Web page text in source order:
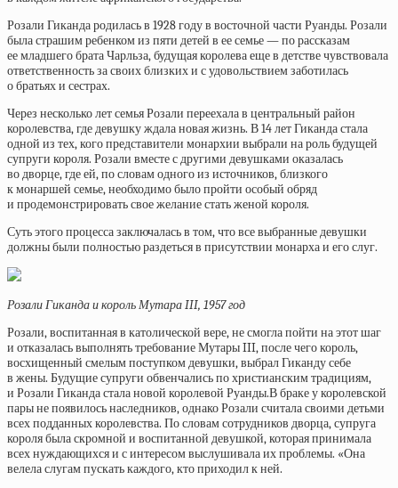
Розали Гиканда родилась в 1928 году в восточной части Руанды. Розали
была страшим ребенком из пяти детей в ее семье — по рассказам
ее младшего брата Чарльза, будущая королева еще в детстве чувствовала
ответственность за своих близких и с удовольствием заботилась
о братьях и сестрах.
Через несколько лет семья Розали переехала в центральный район
королевства, где девушку ждала новая жизнь. В 14 лет Гиканда стала
одной из тех, кого представители монархии выбрали на роль будущей
супруги короля. Розали вместе с другими девушками оказалась
во дворце, где ей, по словам одного из источников, близкого
к монаршей семье, необходимо было пройти особый обряд
и продемонстрировать свое желание стать женой короля.
Суть этого процесса заключалась в том, что все выбранные девушки
должны были полностью раздеться в присутствии монарха и его слуг.
Розали Гиканда и король Мутара III, 1957 год
Розали, воспитанная в католической вере, не смогла пойти на этот шаг
и отказалась выполнять требование Мутары III, после чего король,
восхищенный смелым поступком девушки, выбрал Гиканду себе
в жены. Будущие супруги обвенчались по христианским традициям,
и Розали Гиканда стала новой королевой Руанды.В браке у королевской
пары не появилось наследников, однако Розали считала своими детьми
всех подданных королевства. По словам сотрудников дворца, супруга
короля была скромной и воспитанной девушкой, которая принимала
всех нуждающихся и с интересом выслушивала их проблемы. «Она
велела слугам пускать каждого, кто приходил к ней.